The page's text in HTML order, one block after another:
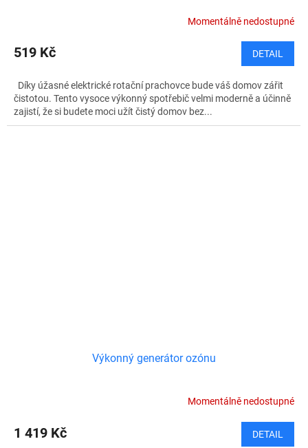
Momentálně nedostupné
519 Kč DETAIL
Díky úžasné elektrické rotační prachovce bude váš domov zářit
čistotou. Tento vysoce výkonný spotřebič velmi moderně a účinně
zajistí, že si budete moci užít čistý domov bez...
Výkonný generátor ozónu
Momentálně nedostupné
1 419 Kč DETAIL